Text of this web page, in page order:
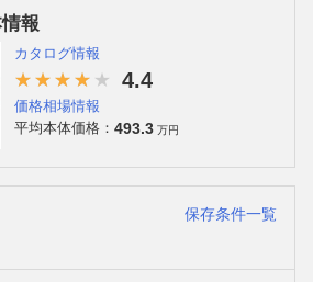
報
カタログ情報
4.4
価格相場情報
平均本体価格： 493.3 万円
保存条件一覧